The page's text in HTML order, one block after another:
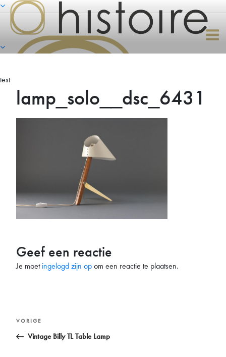
Naar
inhoud
springen
test
lamp_solo__dsc_6431
Geef een reactie
Je moetingelogd zijn opom een reactie te plaatsen.
Bericht
navigatie
Vorig
bericht
VORIGE
Vintage Billy TL Table Lamp